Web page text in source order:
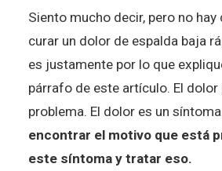
Siento mucho decir, pero no
curar un dolor de espalda baja
es justamente por lo que
párrafo de este artículo. El dolor
problema. El dolor es un
encontrar el motivo que está
este síntoma y tratar eso.